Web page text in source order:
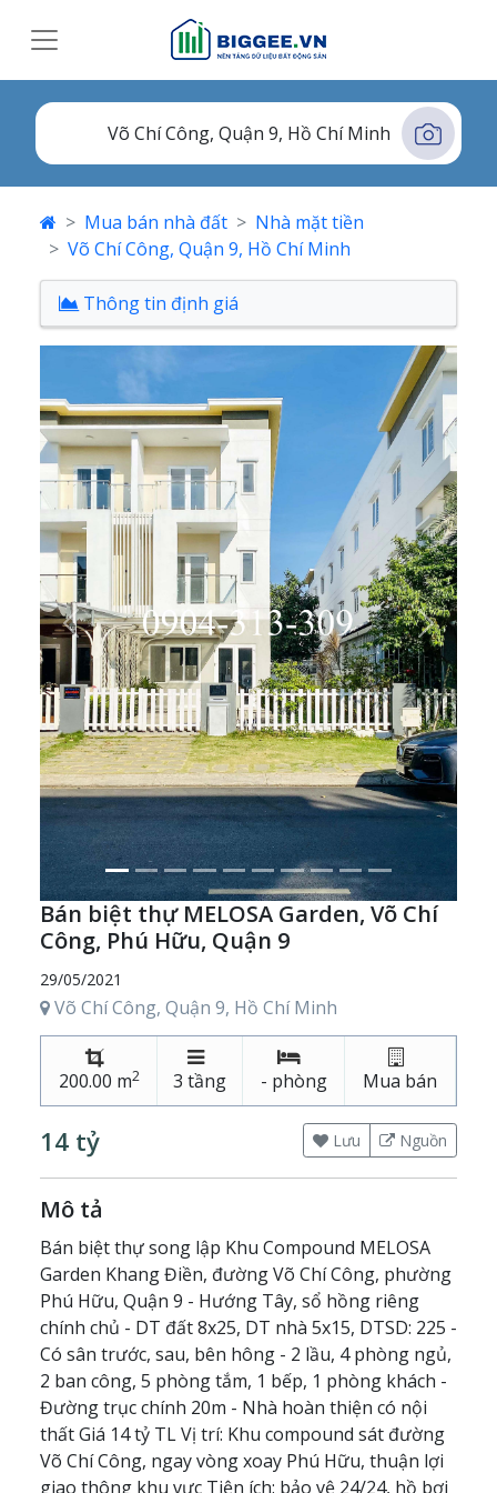
Mua bán nhà đất
Nhà mặt tiền
Võ Chí Công, Quận 9, Hồ Chí Minh
Thông tin định giá
Previous Next
Bán biệt thự MELOSA Garden, Võ Chí
Công, Phú Hữu, Quận 9
29/05/2021
Võ Chí Công, Quận 9, Hồ Chí Minh
200.00 m2 3 tầng - phòng Mua bán
14 tỷ Lưu Nguồn
Mô tả
Bán biệt thự song lập Khu Compound MELOSA
Garden Khang Điền, đường Võ Chí Công, phường
Phú Hữu, Quận 9 - Hướng Tây, sổ hồng riêng
chính chủ - DT đất 8x25, DT nhà 5x15, DTSD: 225 -
Có sân trước, sau, bên hông - 2 lầu, 4 phòng ngủ,
2 ban công, 5 phòng tắm, 1 bếp, 1 phòng khách -
Đường trục chính 20m - Nhà hoàn thiện có nội
thất Giá 14 tỷ TL Vị trí: Khu compound sát đường
Võ Chí Công, ngay vòng xoay Phú Hữu, thuận lợi
giao thông khu vực Tiện ích: bảo vệ 24/24, hồ bơi